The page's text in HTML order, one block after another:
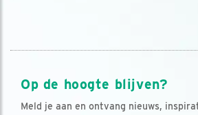
Op de hoogte blijven?
Meld je aan en ontvang nieuws,